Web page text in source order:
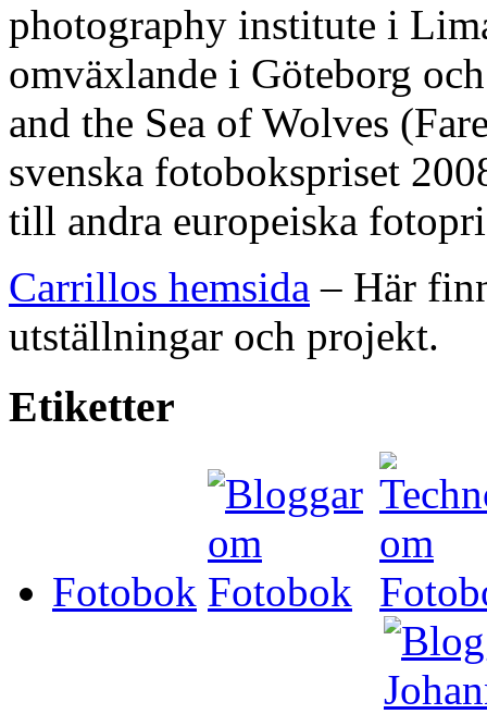
photography institute i
omväxlande i Göteborg
and the Sea of Wolves
svenska fotobokspriset
till andra europeiska
Carrillos hemsida – Här
utställningar och projekt.
Etiketter
Fotobok